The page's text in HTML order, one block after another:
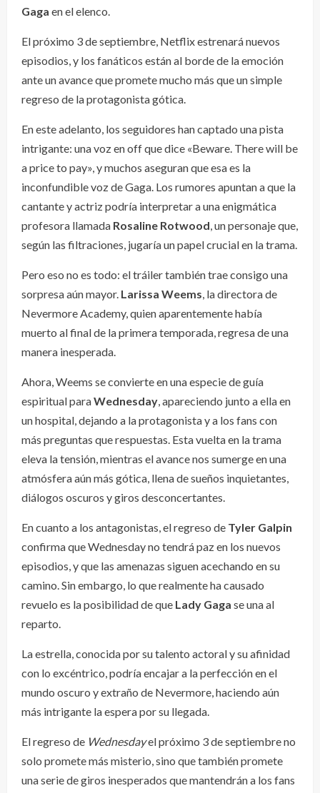
Gaga en el elenco.
El próximo 3 de septiembre, Netflix estrenará nuevos
episodios, y los fanáticos están al borde de la emoción
ante un avance que promete mucho más que un simple
regreso de la protagonista gótica.
En este adelanto, los seguidores han captado una pista
intrigante: una voz en off que dice «Beware. There will be
a price to pay», y muchos aseguran que esa es la
inconfundible voz de Gaga. Los rumores apuntan a que la
cantante y actriz podría interpretar a una enigmática
profesora llamada Rosaline Rotwood, un personaje que,
según las filtraciones, jugaría un papel crucial en la trama.
Pero eso no es todo: el tráiler también trae consigo una
sorpresa aún mayor. Larissa Weems, la directora de
Nevermore Academy, quien aparentemente había
muerto al final de la primera temporada, regresa de una
manera inesperada.
Ahora, Weems se convierte en una especie de guía
espiritual paraWednesday, apareciendo junto a ella en
un hospital, dejando a la protagonista y a los fans con
más preguntas que respuestas. Esta vuelta en la trama
eleva la tensión, mientras el avance nos sumerge en una
atmósfera aún más gótica, llena de sueños inquietantes,
diálogos oscuros y giros desconcertantes.
En cuanto a los antagonistas, el regreso de Tyler Galpin
confirma que Wednesday no tendrá paz en los nuevos
episodios, y que las amenazas siguen acechando en su
camino. Sin embargo, lo que realmente ha causado
revuelo es la posibilidad de que Lady Gaga se una al
reparto.
La estrella, conocida por su talento actoral y su afinidad
con lo excéntrico, podría encajar a la perfección en el
mundo oscuro y extraño de Nevermore, haciendo aún
más intrigante la espera por su llegada.
El regreso de Wednesdayel próximo 3 de septiembre no
solo promete más misterio, sino que también promete
una serie de giros inesperados que mantendrán a los fans